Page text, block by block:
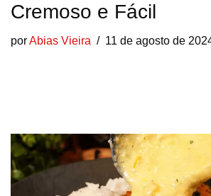
Cremoso e Fácil
porAbias Vieira 11 de agosto de